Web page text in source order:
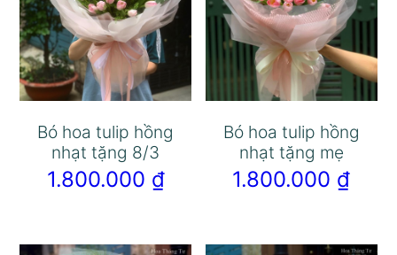
Bó hoa tulip hồng
nhạt tặng 8/3
1.800.000 ₫
Bó hoa tulip hồng
nhạt tặng mẹ
1.800.000 ₫